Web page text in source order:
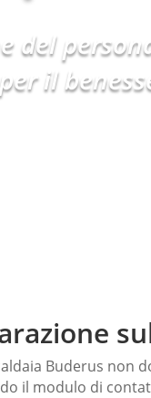
del
il
Buderus non
il modulo di